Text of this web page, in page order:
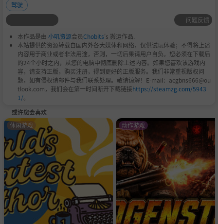
驾驶
问题反馈
本作品是由 小叽资源会员Chobits's 搬运作品.
本站提供的资源转载自国内外各大媒体和网络，仅供试玩体验；不得将上述
内容用于商业或者非法用途，否则，一切后果请用户自负。您必须在下载后
的24个小时之内，从您的电脑中彻底删除上述内容。如果您喜欢该游戏内
容，请支持正版，购买注册，得到更好的正版服务。我们非常重视版权问
题，如有侵权请邮件与我们联系处理。敬请谅解！E-mail：acgbns666@ou
tlook.com，我们会在第一时间断开下载链接https://steamzg.com/5943
1/。
或许您会喜欢
休闲游戏 动作游戏